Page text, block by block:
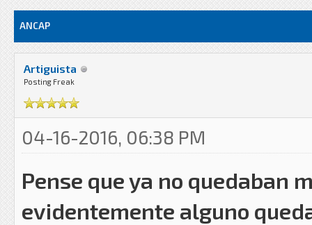
ANCAP
Artiguista
Posting Freak
04-16-2016, 06:38 PM
Pense que ya no quedaban
evidentemente alguno